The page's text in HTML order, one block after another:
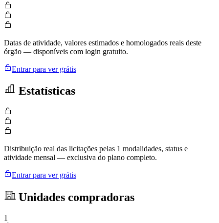
Datas de atividade, valores estimados e homologados reais deste
órgão — disponíveis com login gratuito.
Entrar para ver grátis
Estatísticas
Distribuição real das licitações pelas 1 modalidades, status e
atividade mensal — exclusiva do plano completo.
Entrar para ver grátis
Unidades compradoras
1